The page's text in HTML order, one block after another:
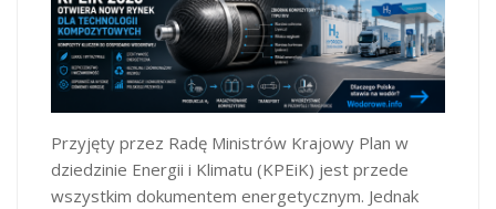
Przyjęty przez Radę Ministrów Krajowy Plan w
dziedzinie Energii i Klimatu (KPEiK) jest przede
wszystkim dokumentem energetycznym. Jednak